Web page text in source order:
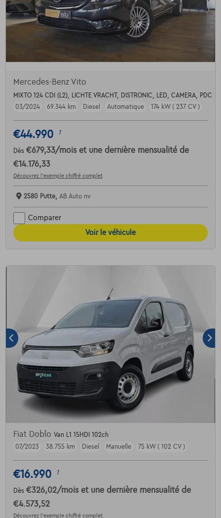
Mercedes-Benz Vito
MIXTO 124 CDI (L2), LICHTE VRACHT, DISTRONIC, LED, CAMERA, PDC
03/2024
69.344 km Diesel Automatique 174 kW ( 237 CV )
€44.990 1
Dès €679,33/mois et une dernière mensualité de
€14.176,33
Découvrez l’exemple chiffré complet
2580 Putte, AB Auto nv
Comparer
Voir le véhicule
Fiat Doblo Van L1 15HDI 102ch
07/2023
38.755 km Diesel Manuelle 75 kW ( 102 CV )
€16.990 1
Dès €326,02/mois et une dernière mensualité de
€4.573,52
Découvrez l’exemple chiffré complet